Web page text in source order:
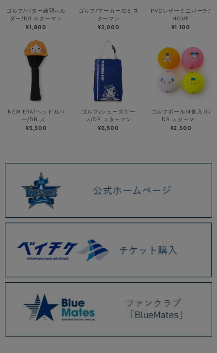
ゴルフ/パター練習ホル
ダー/DB.スターマン
¥1,800
ゴルフ/マーカー/DB.ス
ターマン
¥2,000
PVCレザーミニポーチ/
HOME
¥1,100
NEW ERA/ヘッドカバ
ー/DB.ス...
¥5,500
ゴルフ/シューズケー
ス/DB.スターマン
¥6,500
ゴルフボール/4個入り/
DB.スターマ...
¥2,500